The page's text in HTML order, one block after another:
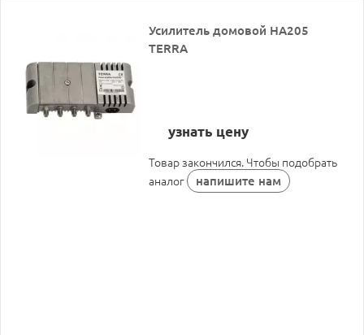
Усилитель домовой HA205
TERRA
узнать цену
Товар закончился. Чтобы подобрать
аналог
напишите нам